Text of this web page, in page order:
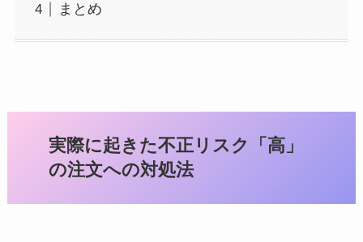
まとめ
実際に起きた不正リスク「高」
の注文への対処法